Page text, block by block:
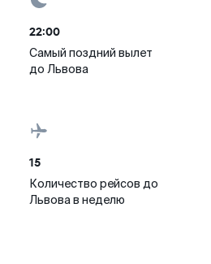
22:00
Самый поздний вылет
до Львова
15
Количество рейсов до
Львова в неделю